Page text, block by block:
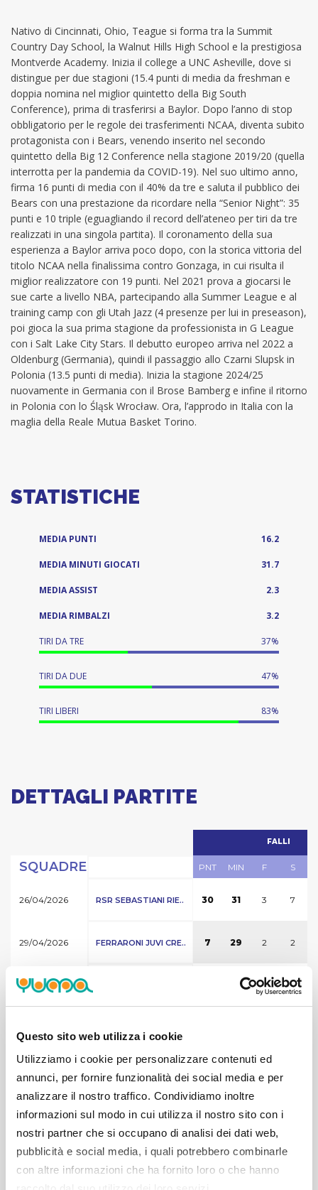
Questo sito web utilizza i cookie
Utilizziamo i cookie per personalizzare contenuti ed
annunci, per fornire funzionalità dei social media e per
analizzare il nostro traffico. Condividiamo inoltre
informazioni sul modo in cui utilizza il nostro sito con i
nostri partner che si occupano di analisi dei dati web,
pubblicità e social media, i quali potrebbero combinarle
con altre informazioni che ha fornito loro o che hanno
Nativo di Cincinnati, Ohio, Teague si forma tra la Summit
Country Day School, la Walnut Hills High School e la prestigiosa
Montverde Academy. Inizia il college a UNC Asheville, dove si
distingue per due stagioni (15.4 punti di media da freshman e
doppia nomina nel miglior quintetto della Big South
Conference), prima di trasferirsi a Baylor. Dopo l’anno di stop
obbligatorio per le regole dei trasferimenti NCAA, diventa subito
protagonista con i Bears, venendo inserito nel secondo
quintetto della Big 12 Conference nella stagione 2019/20 (quella
interrotta per la pandemia da COVID-19). Nel suo ultimo anno,
firma 16 punti di media con il 40% da tre e saluta il pubblico dei
Bears con una prestazione da ricordare nella “Senior Night”: 35
punti e 10 triple (eguagliando il record dell’ateneo per tiri da tre
realizzati in una singola partita). Il coronamento della sua
esperienza a Baylor arriva poco dopo, con la storica vittoria del
titolo NCAA nella finalissima contro Gonzaga, in cui risulta il
miglior realizzatore con 19 punti. Nel 2021 prova a giocarsi le
sue carte a livello NBA, partecipando alla Summer League e al
training camp con gli Utah Jazz (4 presenze per lui in preseason),
poi gioca la sua prima stagione da professionista in G League
con i Salt Lake City Stars. Il debutto europeo arriva nel 2022 a
Oldenburg (Germania), quindi il passaggio allo Czarni Slupsk in
Polonia (13.5 punti di media). Inizia la stagione 2024/25
nuovamente in Germania con il Brose Bamberg e infine il ritorno
in Polonia con lo Śląsk Wrocław. Ora, l’approdo in Italia con la
maglia della Reale Mutua Basket Torino.
STATISTICHE
MEDIA PUNTI 16.2
MEDIA MINUTI GIOCATI 31.7
MEDIA ASSIST 2.3
MEDIA RIMBALZI 3.2
TIRI DA TRE 37%
TIRI DA DUE 47%
TIRI LIBERI 83%
DETTAGLI PARTITE
FALLI
SQUADRE PNT MIN F S
26/04/2026 RSR SEBASTIANI RIE.. 30 31 3 7
29/04/2026 FERRARONI JUVI CRE.. 7 29 2 2
08/04/2026 34 0 5
25/03/2026 REALE MUTUA TORINO 15 36 3
28/03/2026 WEGREENIT URANIA M.. 14 32 2